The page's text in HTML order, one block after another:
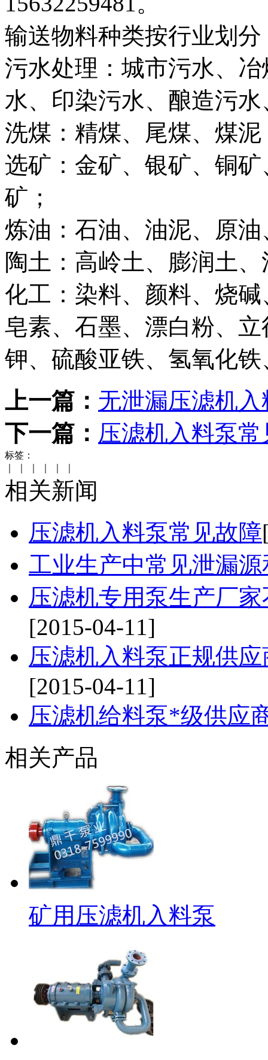
输送物料种类按行业划分
污水处理：城市污水、
水、印染污水、酿造污
洗煤：精煤、尾煤、煤泥
选矿：金矿、银矿、铜
矿；
炼油：石油、油泥、原
陶土：高岭土、膨润土
化工：染料、颜料、烧
皂素、石墨、漂白粉、
钾、硫酸亚铁、氢氧化
上一篇： 无泄漏压滤机
下一篇： 压滤机入料泵
标签：
相关新闻
压滤机入料泵常见故障
工业生产中常见泄漏
压滤机专用泵生产厂
[2015-04-11]
压滤机入料泵正规供
[2015-04-11]
压滤机给料泵*级供应
相关产品
矿用压滤机入料泵